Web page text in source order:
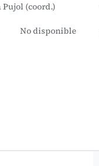
(coord.)
No disponible